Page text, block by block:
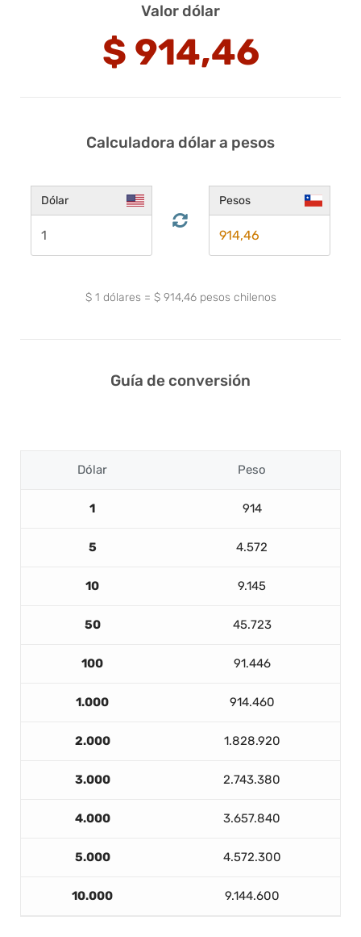
Valor dólar
$ 914,46
Calculadora dólar a pesos
Dólar Pesos
$ 1 dólares = $ 914,46pesos chilenos
Guía de conversión
Dólar Peso
1 914
5 4.572
10 9.145
50 45.723
100 91.446
1.000 914.460
2.000 1.828.920
3.000 2.743.380
4.000 3.657.840
5.000 4.572.300
10.000 9.144.600